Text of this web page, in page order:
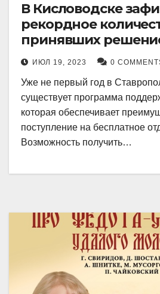
В Кисловодске
рекордное
принявших
воспользоваться
установленными
целью поступления
медицинский вуз в
ИЮЛ 19, 2023 0
Уже не первый год в
существует программа
которая обеспечивает
поступление на бесплатное
Возможность получить…